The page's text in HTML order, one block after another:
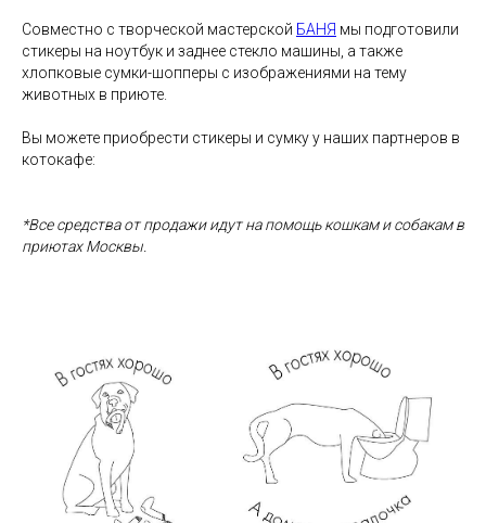
Совместно с творческой мастерской БАНЯ мы подготовили
стикеры на ноутбук и заднее стекло машины, а также
хлопковые сумки-шопперы с изображениями на тему
животных в приюте.
Вы можете приобрести стикеры и сумку у наших партнеров в
котокафе:
*Все средства от продажи идут на помощь кошкам и собакам в
приютах Москвы.